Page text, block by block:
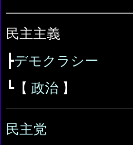
民主主義
┣デモクラシー
┗【 政治 】
民主党